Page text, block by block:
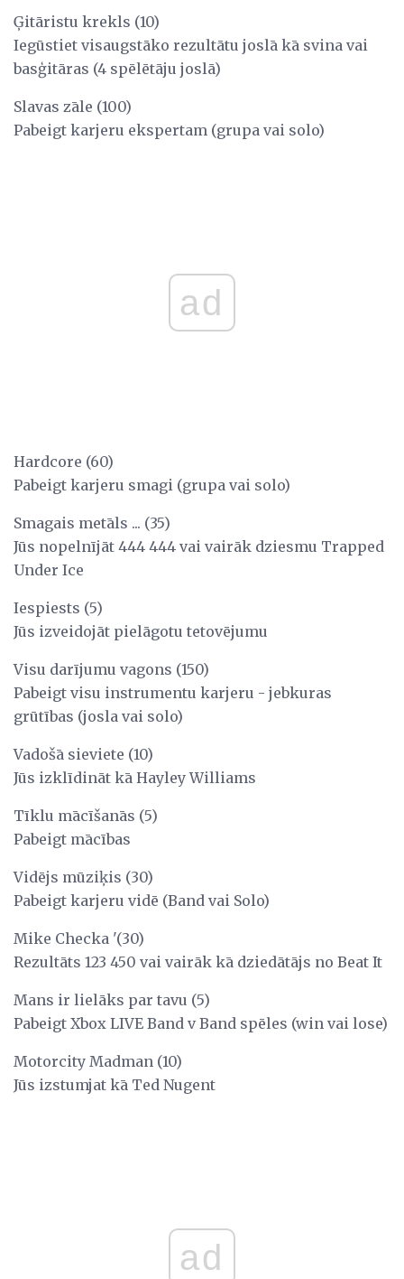
Ģitāristu krekls (10)
Iegūstiet visaugstāko rezultātu joslā kā svina vai
basģitāras (4 spēlētāju joslā)
Slavas zāle (100)
Pabeigt karjeru ekspertam (grupa vai solo)
ad
Hardcore (60)
Pabeigt karjeru smagi (grupa vai solo)
Smagais metāls ... (35)
Jūs nopelnījāt 444 444 vai vairāk dziesmu Trapped
Under Ice
Iespiests (5)
Jūs izveidojāt pielāgotu tetovējumu
Visu darījumu vagons (150)
Pabeigt visu instrumentu karjeru - jebkuras
grūtības (josla vai solo)
Vadošā sieviete (10)
Jūs izklīdināt kā Hayley Williams
Tīklu mācīšanās (5)
Pabeigt mācības
Vidējs mūziķis (30)
Pabeigt karjeru vidē (Band vai Solo)
Mike Checka '(30)
Rezultāts 123 450 vai vairāk kā dziedātājs no Beat It
Mans ir lielāks par tavu (5)
Pabeigt Xbox LIVE Band v Band spēles (win vai lose)
Motorcity Madman (10)
Jūs izstumjat kā Ted Nugent
ad